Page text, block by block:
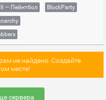
— Пейнтбол
BlockParty
не найдено. Создайте
месте!
сервера